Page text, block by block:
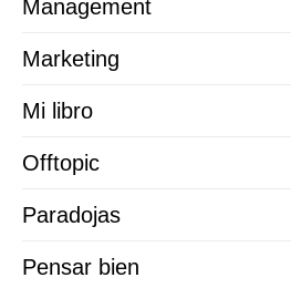
Management
Marketing
Mi libro
Offtopic
Paradojas
Pensar bien